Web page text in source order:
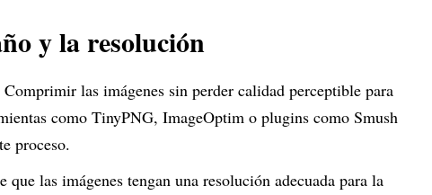
y la resolución
Comprimir las imágenes sin perder calidad perceptible para
como TinyPNG, ImageOptim o plugins como Smush
proceso.
que las imágenes tengan una resolución adecuada para la